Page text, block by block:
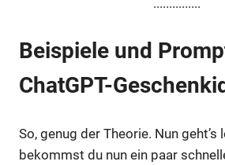
Beispiele und
ChatGPT-
So, genug der Theorie. Nun geht’s
bekommst du nun ein paar